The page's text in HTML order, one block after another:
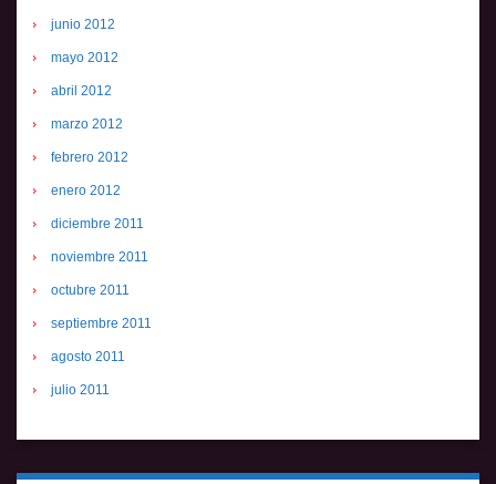
junio 2012
mayo 2012
abril 2012
marzo 2012
febrero 2012
enero 2012
diciembre 2011
noviembre 2011
octubre 2011
septiembre 2011
agosto 2011
julio 2011